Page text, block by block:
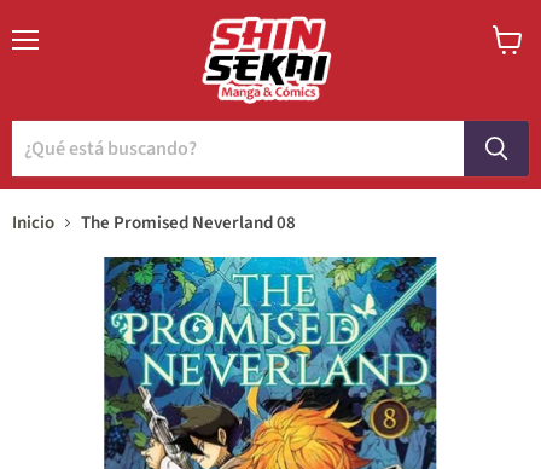
Inicio The Promised Neverland 08